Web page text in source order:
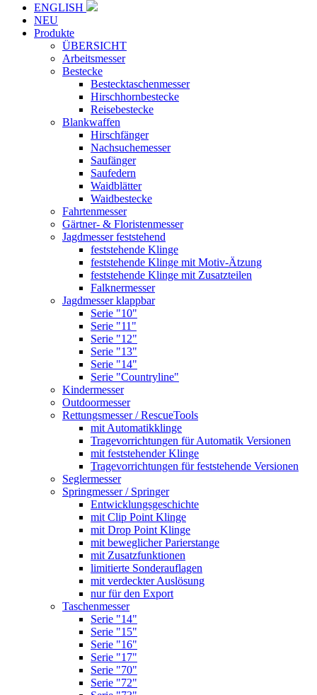
ENGLISH
NEU
Produkte
ÜBERSICHT
Arbeitsmesser
Bestecke
Bestecktaschenmesser
Hirschhornbestecke
Reisebestecke
Blankwaffen
Hirschfänger
Nachsuchemesser
Saufänger
Saufedern
Waidblätter
Waidbestecke
Fahrtenmesser
Gärtner- & Floristenmesser
Jagdmesser feststehend
feststehende Klinge
feststehende Klinge mit Motiv-Ätzung
feststehende Klinge mit Zusatzteilen
Falknermesser
Jagdmesser klappbar
Serie "10"
Serie "11"
Serie "12"
Serie "13"
Serie "14"
Serie "Countryline"
Kindermesser
Outdoormesser
Rettungsmesser / RescueTools
mit Automatikklinge
Tragevorrichtungen für Automatik Versionen
mit feststehender Klinge
Tragevorrichtungen für feststehende Versionen
Seglermesser
Springmesser / Springer
Entwicklungsgeschichte
mit Clip Point Klinge
mit Drop Point Klinge
mit beweglicher Parierstange
mit Zusatzfunktionen
limitierte Sonderauflagen
mit verdeckter Auslösung
nur für den Export
Taschenmesser
Serie "14"
Serie "15"
Serie "16"
Serie "17"
Serie "70"
Serie "72"